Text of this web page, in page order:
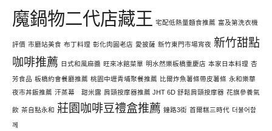
魔鍋物二代店藏王 宅配低熱量麵食推薦 富及第洗衣機
評價 市廳站美食 布丁料理 彰化肉圓老店 愛披薩 新竹東門市場宵夜 新竹甜點
咖啡推薦 日式和風麻醬 旺來冰館菜單 明水然樂板橋重慶店 本家日本料理 杏
芳食品 板橋約會餐廳推薦 桃園中壢青埔聚餐推薦 比爾炸魚薯條帶皮薯條 永和樂華
夜市丼飯推薦 汗蒸幕 甜米露 肩頸按摩器推薦 JHT 6D 舒鬆肩頸按摩器 花旗參養氣
飲 茶自點永和 莊園咖啡豆禮盒推薦 鐘路3街 首爾糕三時代 더불어함
께